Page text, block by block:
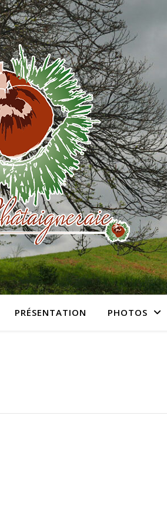
PRÉSENTATION PHOTOS